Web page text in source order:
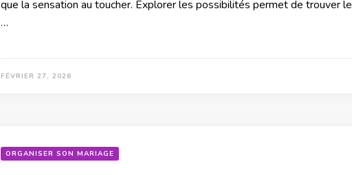
que la sensation au toucher. Explorer les possibilités permet de trouver le
…
FÉVRIER 27, 2026
ORGANISER SON MARIAGE